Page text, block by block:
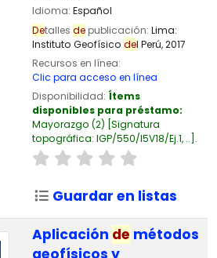
Idioma: Español
Detalles depublicación: Lima:
Instituto Geofísico del Perú,2017
Recursos en línea:
Clic para acceso en línea
Disponibilidad: Ítems
disponibles para préstamo:
Mayorazgo (2) Signatura
topográfica: IGP/550/I5V18/Ej.1, .. .
Guardar en listas
Aplicación de métodos
geofísicos y